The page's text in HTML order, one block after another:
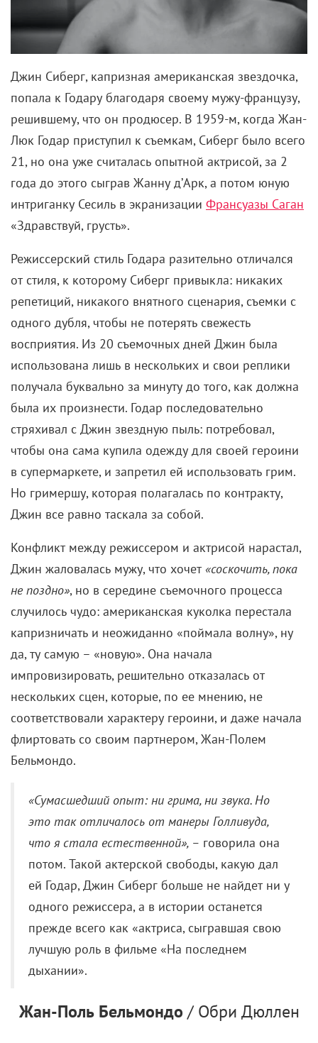
Джин Сиберг, капризная американская звездочка,
попала к Годару благодаря своему мужу-французу,
решившему, что он продюсер. В 1959-м, когда Жан-
Люк Годар приступил к съемкам, Сиберг было всего
21, но она уже считалась опытной актрисой, за 2
года до этого сыграв Жанну д’Арк, а потом юную
интриганку Сесиль в экранизации Франсуазы Саган
«Здравствуй, грусть».
Режиссерский стиль Годара разительно отличался
от стиля, к которому Сиберг привыкла: никаких
репетиций, никакого внятного сценария, съемки с
одного дубля, чтобы не потерять свежесть
восприятия. Из 20 съемочных дней Джин была
использована лишь в нескольких и свои реплики
получала буквально за минуту до того, как должна
была их произнести. Годар последовательно
стряхивал с Джин звездную пыль: потребовал,
чтобы она сама купила одежду для своей героини
в супермаркете, и запретил ей использовать грим.
Но гримершу, которая полагалась по контракту,
Джин все равно таскала за собой.
Конфликт между режиссером и актрисой нарастал,
Джин жаловалась мужу, что хочет«соскочить, пока
не поздно», но в середине съемочного процесса
случилось чудо: американская куколка перестала
капризничать и неожиданно «поймала волну», ну
да, ту самую – «новую». Она начала
импровизировать, решительно отказалась от
нескольких сцен, которые, по ее мнению, не
соответствовали характеру героини, и даже начала
флиртовать со своим партнером, Жан-Полем
Бельмондо.
«Сумасшедший опыт: ни грима, ни звука. Но
это так отличалось от манеры Голливуда,
что я стала естественной», – говорила она
потом. Такой актерской свободы, какую дал
ей Годар, Джин Сиберг больше не найдет ни у
одного режиссера, а в истории останется
прежде всего как «актриса, сыгравшая свою
лучшую роль в фильме «На последнем
дыхании».
Жан-Поль Бельмондо / Обри Дюллен